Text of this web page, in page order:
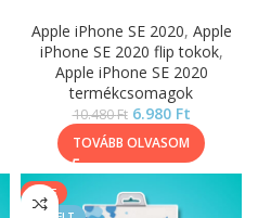
Apple iPhone SE 2020, Apple
iPhone SE 2020 flip tokok,
Apple iPhone SE 2020
termékcsomagok
10.480Ft 6.980 Ft
TOVÁBB OLVASOM
SALE